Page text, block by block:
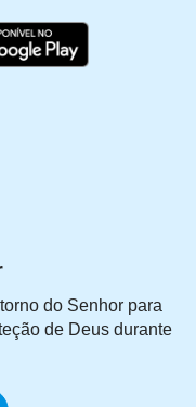
do Senhor para
de Deus durante